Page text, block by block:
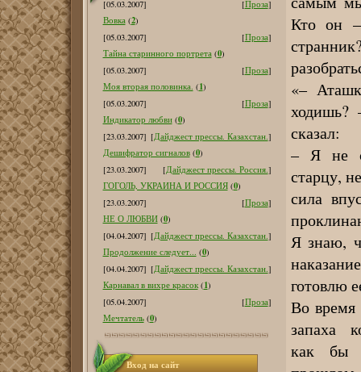
[05.03.2007] [Проза]
Вовка (2)
[05.03.2007]
[Проза]
Тайна старинного портрета (0)
[05.03.2007]
[Проза]
Моя вторая половинка. (1)
[05.03.2007]
[Проза]
Индикатор любви (0)
[23.03.2007] [Дайджест прессы. Казахстан.]
Дешифратор сигналов (0)
[23.03.2007]
[Дайджест прессы. Россия.]
ГОГОЛЬ, УКРАИНА И РОССИЯ (0)
[23.03.2007]
[Проза]
НЕ О ЛЮБВИ (0)
[04.04.2007] [Дайджест прессы. Казахстан.]
Продолжение следует... (0)
[04.04.2007] [Дайджест прессы. Казахстан.]
Карнавал в вихре красок (1)
[05.04.2007]
[Проза]
Мечтатель (0)
Вход на сайт
Кто он –
«–
ходишь?
сказал:
– Я не
старцу,
сила
Я знаю,
готовлю
Во время
запаха
как бы